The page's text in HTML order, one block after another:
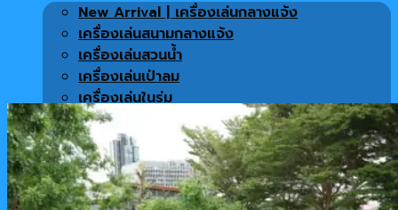
New Arrival | เครื่องเล่นกลางแจ้ง
เครื่องเล่นสนามกลางแจ้ง
เครื่องเล่นสวนน้ำ
เครื่องเล่นเป่าลม
เครื่องเล่นในร่ม
เครื่องเล่นซิปไลน์
พื้นสนาม
เครื่องออกกำลังกาย
สินค้าทั้งหมด
เฟอร์นิเจอร์ตกแต่งโครงการ